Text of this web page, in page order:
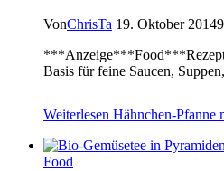
VonChrisTa 19. Oktober 2014
Basis für feine Saucen,
Weiterlesen Hähnchen-Pfanne
Food